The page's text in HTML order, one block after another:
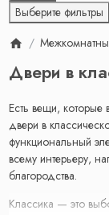
Выберите фильтры
Двери в
Есть вещи, которые
двери в
функциональный
всему интерьеру,
благородства.
Классика — это